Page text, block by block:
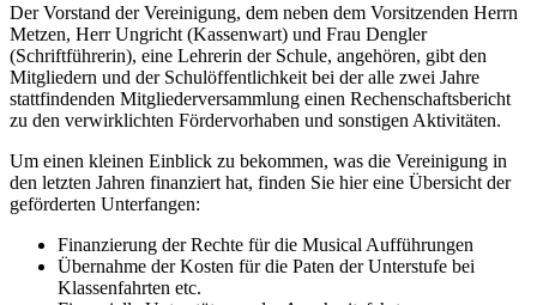
Der Vorstand der Vereinigung, dem neben dem Vorsitzenden Herrn
Metzen, Herr Ungricht (Kassenwart) und Frau Dengler
(Schriftführerin), eine Lehrerin der Schule, angehören, gibt den
Mitgliedern und der Schulöffentlichkeit bei der alle zwei Jahre
stattfindenden Mitgliederversammlung einen Rechenschaftsbericht
zu den verwirklichten Fördervorhaben und sonstigen Aktivitäten.
Um einen kleinen Einblick zu bekommen, was die Vereinigung in
den letzten Jahren finanziert hat, finden Sie hier eine Übersicht der
geförderten Unterfangen:
Finanzierung der Rechte für die Musical Aufführungen
Übernahme der Kosten für die Paten der Unterstufe bei
Klassenfahrten etc.